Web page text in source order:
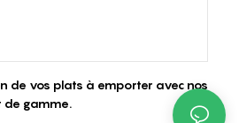
de vos plats à emporter avec nos
de gamme.